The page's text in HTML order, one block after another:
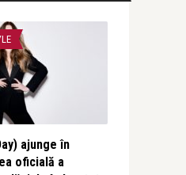
ajunge în
oficială a